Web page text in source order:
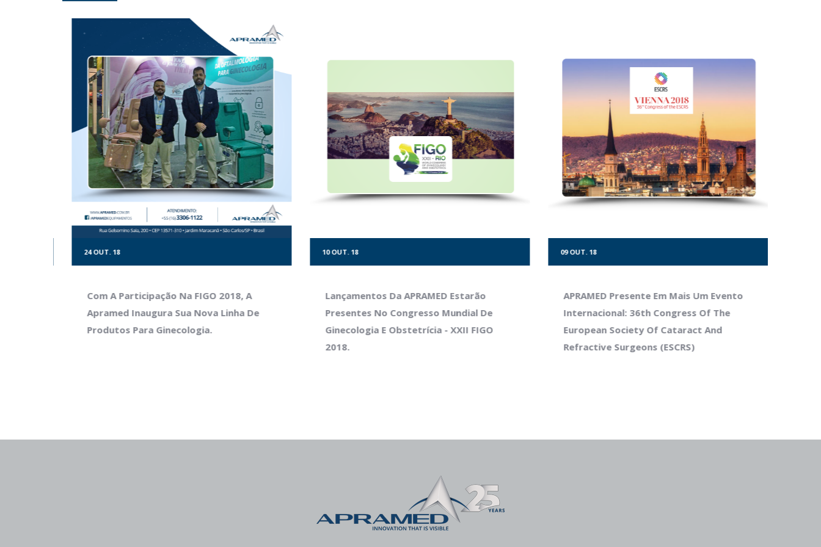
DETALHES
Lâmpada de Fenda Apramed
- 5 aumentos com inclinação.
DETALHES
Sistema de Acuidade Visual -
Sistema de Acuidade Visual - Smartchart
DETALHES
OUT. 18
Com A Participação Na FIGO 2018, A
Apramed Inaugura Sua Nova Linha De
Produtos Para Ginecologia.
OUT. 18
Lançamentos Da APRAMED Estarão
Presentes No Congresso Mundial De
Ginecologia E Obstetrícia - XXII FIGO
2018.
OUT. 18
APRAMED Presente Em Mais Um Evento
Internacional: 36th Congress Of The
European Society Of Cataract And
Refractive Surgeons (ESCRS)